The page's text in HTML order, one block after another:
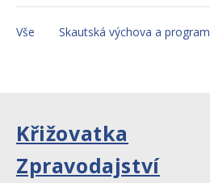
Vše Skautská výchova a program
Křižovatka
Zpravodajství